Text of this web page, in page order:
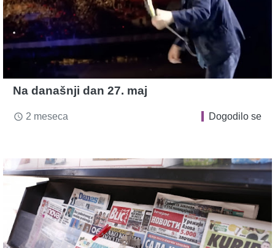
Na današnji dan 27. maj
access_time 2 meseca Dogodilo se